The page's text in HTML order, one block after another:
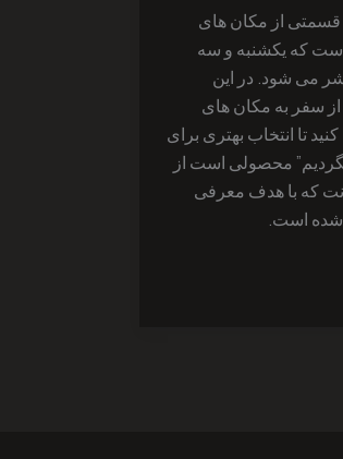
ایرانُ بگردیم مستدی کوتاه و 90 قسمتی از مکان های
که یکشنبه و سه
می شود. در این
سفر به مکان های
تا انتخاب بهتری برای
محصولی است از
که با هدف معرفی
شده است.